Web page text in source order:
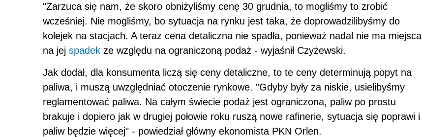
"Zarzuca się nam, że skoro obniżyliśmy cenę 30 grudnia, to mogliśmy to zrobić
wcześniej. Nie mogliśmy, bo sytuacja na rynku jest taka, że doprowadzilibyśmy do
kolejek na stacjach. A teraz cena detaliczna nie spadła, ponieważ nadal nie ma miejsca
na jej spadek ze względu na ograniczoną podaż - wyjaśnił Czyżewski.
Jak dodał, dla konsumenta liczą się ceny detaliczne, to te ceny determinują popyt na
paliwa, i muszą uwzględniać otoczenie rynkowe. "Gdyby były za niskie, usielibyśmy
reglamentować paliwa. Na całym świecie podaż jest ograniczona, paliw po prostu
brakuje i dopiero jak w drugiej połowie roku ruszą nowe rafinerie, sytuacja się poprawi i
paliw będzie więcej" - powiedział główny ekonomista PKN Orlen.